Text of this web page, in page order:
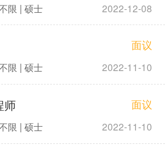
限 | 硕士 2022-12-08
面议
限 | 硕士 2022-11-10
师 面议
限 | 硕士 2022-11-10